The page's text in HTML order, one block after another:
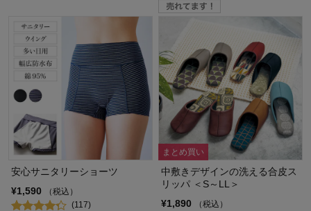
安心サニタリーショーツ
¥1,590
（税込）
(117)
まとめ買い
中敷きデザインの洗える合皮ス
リッパ ＜S～LL＞
¥1,890
（税込）